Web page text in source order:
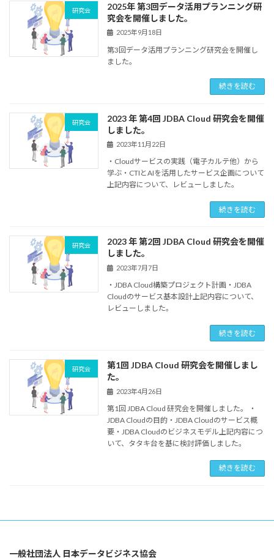
研究会
2025年 第3回データ活用プランニング研
究会を開催しました。
2025年9月18日
第3回データ活用プランニング研究会を開催し
ました。
続きを読む
研究会
2023 年 第4回 JDBA Cloud 研究会を開催
しました。
2023年11月22日
・Cloudサービスの実践（電子カルテ他）から
学ぶ・CTIとAIを活用したサービス企画について
上記内容について、レビューしました。
続きを読む
研究会
2023 年 第2回 JDBA Cloud 研究会を開催
しました。
2023年7月7日
・JDBA Cloud構築プロジェクト計画・JDBA
Cloudのサービス基本設計上記内容について、
レビューしました。
続きを読む
研究会
第1回 JDBA Cloud 研究会を開催しまし
た。
2023年4月26日
第1回 JDBA Cloud 研究会を開催しました。 ・
JDBA Cloudの目的・JDBA Cloudのサービス概
要・JDBA Cloudのビジネスモデル上記内容につ
いて、タタキ台を基に検討評価しました。
続きを読む
一般社団法人 日本データビジネス協会